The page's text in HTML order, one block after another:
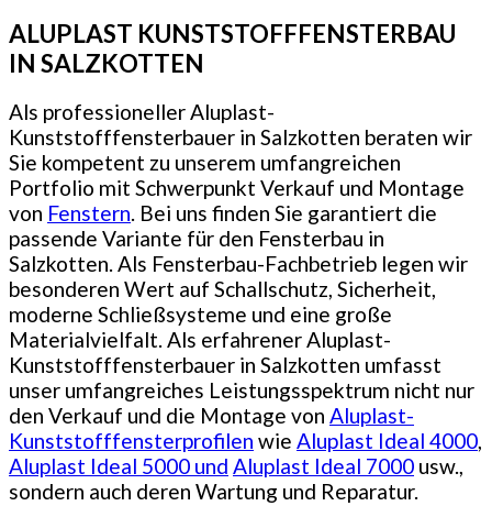
ALUPLAST KUNSTSTOFFFENSTERBAU
IN SALZKOTTEN
Als professioneller Aluplast-
Kunststofffensterbauer in Salzkotten beraten wir
Sie kompetent zu unserem umfangreichen
Portfolio mit Schwerpunkt Verkauf und Montage
von Fenstern. Bei uns finden Sie garantiert die
passende Variante für den Fensterbau in
Salzkotten. Als Fensterbau-Fachbetrieb legen wir
besonderen Wert auf Schallschutz, Sicherheit,
moderne Schließsysteme und eine große
Materialvielfalt. Als erfahrener Aluplast-
Kunststofffensterbauer in Salzkotten umfasst
unser umfangreiches Leistungsspektrum nicht nur
den Verkauf und die Montage von Aluplast-
Kunststofffensterprofilen wie Aluplast Ideal 4000,
Aluplast Ideal 5000 und Aluplast Ideal 7000 usw.,
sondern auch deren Wartung und Reparatur.